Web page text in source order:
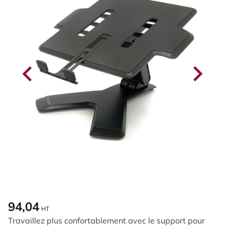
94,04 HT
Travaillez plus confortablement avec le support pour